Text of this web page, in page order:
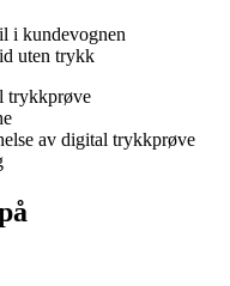
i kundevognen
uten trykk
trykkprøve
av digital trykkprøve